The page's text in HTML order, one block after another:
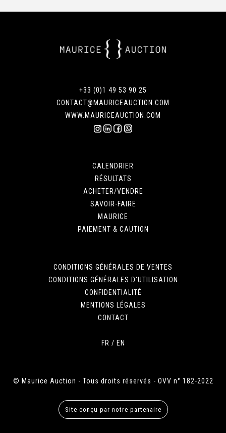
+33 (0)1 49 53 90 25
CONTACT@MAURICEAUCTION.COM
WWW.MAURICEAUCTION.COM
CALENDRIER
RÉSULTATS
ACHETER/VENDRE
SAVOIR-FAIRE
MAURICE
PAIEMENT & CAUTION
CONDITIONS GÉNÉRALES DE VENTES
CONDITIONS GÉNÉRALES D'UTILISATION
CONFIDENTIALITÉ
MENTIONS LÉGALES
CONTACT
FR / EN
© Maurice Auction - Tous droits réservés - OVV n° 182-2022
Site conçu par notre partenaire